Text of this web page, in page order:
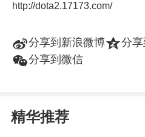
http://dota2.17173.com/
t分享到新浪微博z分
w分享到微信
精华推荐